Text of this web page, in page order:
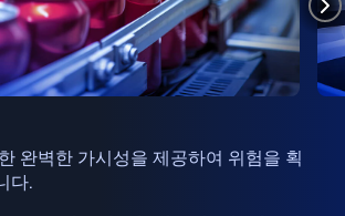
완벽한 가시성을 제공하여 위험을 획
다.